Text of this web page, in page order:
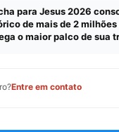
para Jesus 2026
de mais de 2 milhões
o maior palco de sua
Entre em contato